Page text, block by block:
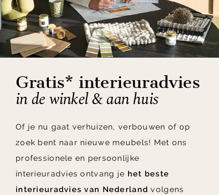
Gratis* interieuradvies
in de winkel & aan huis
Of je nu gaat verhuizen, verbouwen of op
zoek bent naar nieuwe meubels! Met ons
professionele en persoonlijke
interieuradvies ontvang je het beste
interieuradvies van Nederland volgens